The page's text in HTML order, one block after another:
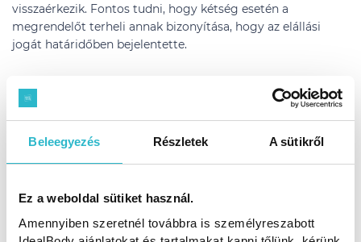
Beleegyezés Részletek A sütikről
Ez a weboldal sütiket használ.
Amennyiben szeretnél továbbra is személyreszabott
visszaérkezik. Fontos tudni, hogy kétség esetén a
megrendelőt terheli annak bizonyítása, hogy az elállási
jogát határidőben bejelentette.
visszajuttatni az eladó részére.
A vállalkozás a megrendelő által igénybe vett fizetési
móddal megegyező módon köteles visszafizetni az
módot alkalmazzon.